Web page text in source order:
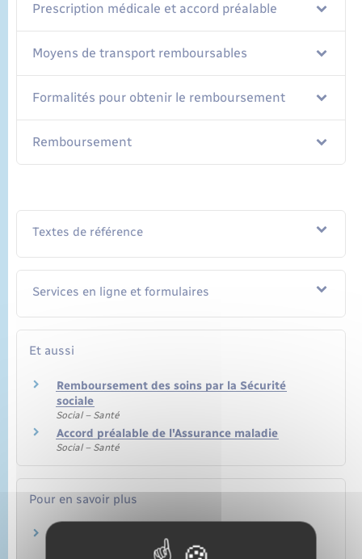
Prescription médicale et accord préalable
Moyens de transport remboursables
Formalités pour obtenir le remboursement
Remboursement
Textes de référence
Services en ligne et formulaires
Et aussi
Remboursement des soins par la Sécurité
sociale
Social – Santé
Accord préalable de l'Assurance maladie
Social – Santé
Pour en savoir plus
Caisse nationale d'assurance maladie (Cnam)